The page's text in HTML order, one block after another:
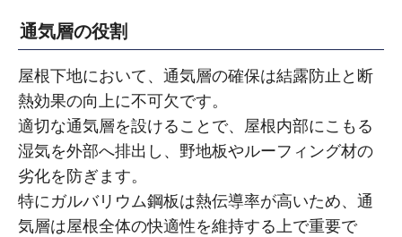
通気層の役割
屋根下地において、通気層の確保は結露防止と断
熱効果の向上に不可欠です。
適切な通気層を設けることで、屋根内部にこもる
湿気を外部へ排出し、野地板やルーフィング材の
劣化を防ぎます。
特にガルバリウム鋼板は熱伝導率が高いため、通
気層は屋根全体の快適性を維持する上で重要で